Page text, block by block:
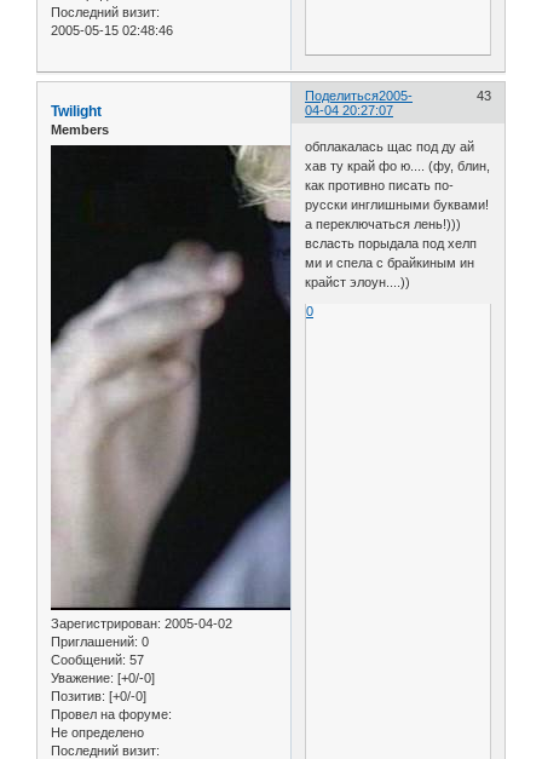
Последний визит:
2005-05-15 02:48:46
Поделиться 43
2005-
04-04 20:27:07
Twilight
Members
Зарегистрирован: 2005-04-02
Приглашений: 0
Сообщений: 57
Уважение: [+0/-0]
Позитив: [+0/-0]
Провел на форуме:
Не определено
Последний визит:
обплакалась щас под ду ай
хав ту край фо ю.... (фу, блин,
как противно писать по-
русски инглишными буквами!
а переключаться лень!)))
всласть порыдала под хелп
ми и спела с брайкиным ин
крайст элоун....))
0